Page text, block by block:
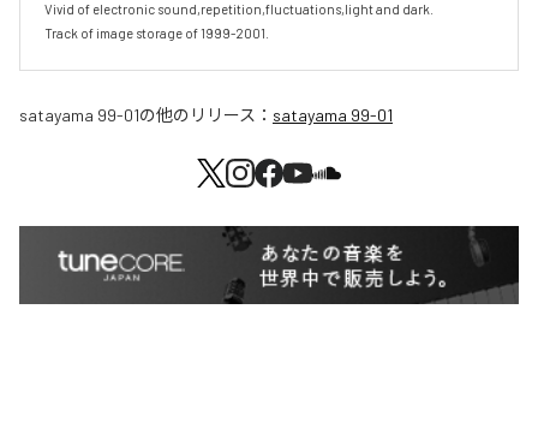
Vivid of electronic sound,repetition,fluctuations,light and dark.
Track of image storage of 1999-2001.
satayama 99-01の他のリリース： satayama 99-01